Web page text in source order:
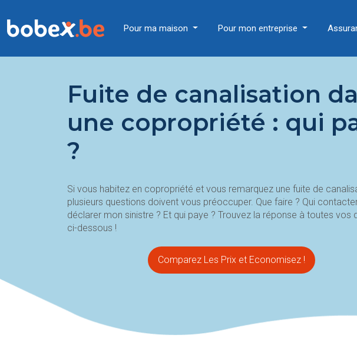
Pour ma maison Pour mon entreprise
Fuite de canalisation
une copropriété : qui
?
Si vous habitez en copropriété et vous remarquez une fuite de
plusieurs questions doivent vous préoccuper. Que faire ? Qui
déclarer mon sinistre ? Et qui paye ? Trouvez la réponse à toutes vos
ci-dessous !
Comparez Les Prix et Economisez !